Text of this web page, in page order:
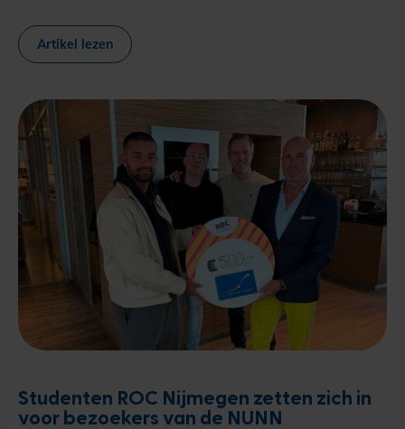
Artikel lezen
Studenten ROC Nijmegen zetten zich in
voor bezoekers van de NUNN